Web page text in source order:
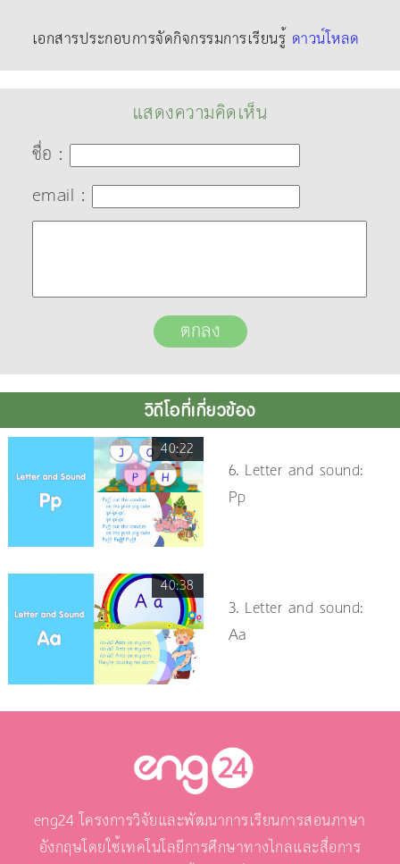
เอกสารประกอบการจัดกิจกรรมการเรียนรู้ ดาวน์โหลด
แสดงความคิดเห็น
ชื่อ :
email :
วิดีโอที่เกี่ยวข้อง
40:22
6. Letter and sound:
Pp
40:38
3. Letter and sound:
Aa
eng24 โครงการวิจัยและพัฒนาการเรียนการสอนภาษา
อังกฤษโดยใช้เทคโนโลยีการศึกษาทางไกลและสื่อการ